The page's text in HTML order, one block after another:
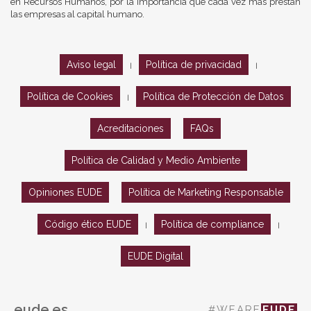
las empresas al capital humano.
Aviso legal Política de privacidad
Política de Cookies Política de Protección de Datos
Acreditaciones FAQs
Política de Calidad y Medio Ambiente
Opiniones EUDE Política de Marketing Responsable
Código ético EUDE Política de compliance
EUDE Digital